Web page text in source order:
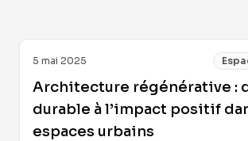
5 mai 2025
Architecture régénérative :
durable à l’impact positif
espaces urbains